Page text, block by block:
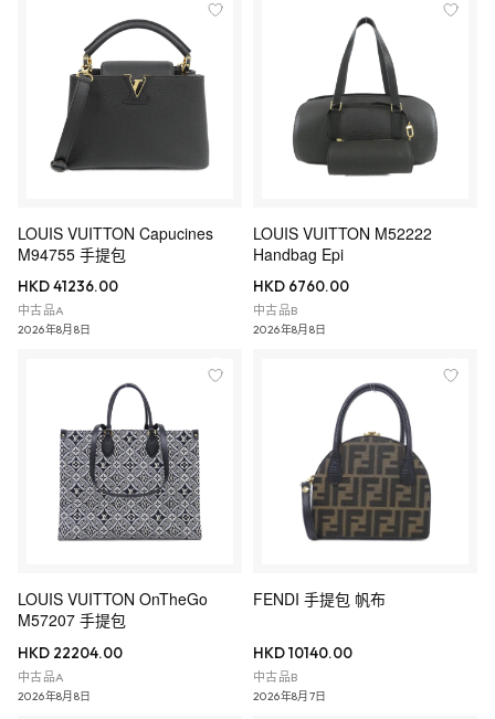
LOUIS VUITTON Capucines
M94755 手提包
HKD 41236.00
中古品A
2026年8月8日
LOUIS VUITTON M52222
Handbag Epi
HKD 6760.00
中古品B
2026年8月8日
LOUIS VUITTON OnTheGo
M57207 手提包
HKD 22204.00
中古品A
2026年8月8日
FENDI 手提包 帆布
HKD 10140.00
中古品B
2026年8月7日